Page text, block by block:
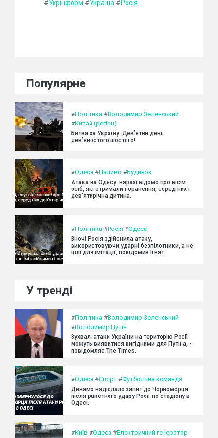
#Укрінформ #Україна #Росія
Популярне
#Політика #Володимир Зеленський
#Китай (регіон)
Битва за Україну. Дев’ятий день
дев’яностого шостого!
#Одеса #Паливо #Будинок
Атака на Одесу: наразі відомо про вісім
осіб, які отримали поранення, серед них і
дев'ятирічна дитина.
#Політика #Росія #Одеса
Вночі Росія здійснила атаку,
використовуючи ударні безпілотники, а не
цілі для імітації, повідомив Ігнат.
У тренді
#Політика #Володимир Зеленський
#Володимир Путін
Зухвалі атаки України на територію Росії
можуть виявитися вигідними для Путіна, -
повідомляє The Times.
#Одеса #Спорт #Футбольна команда
Динамо надіслало запит до Чорноморця
після ракетного удару Росії по стадіону в
Одесі.
#Київ #Одеса #Електричний генератор